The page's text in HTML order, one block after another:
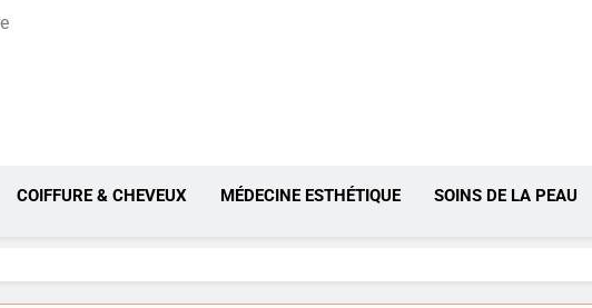
Anti-Âge
COIFFURE & CHEVEUX MÉDECINE ESTHÉTIQUE SOINS DE LA PEAU